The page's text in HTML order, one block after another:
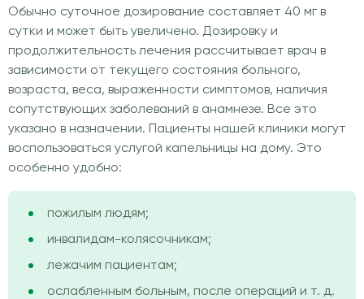
Обычно суточное дозирование составляет 40 мг в
сутки и может быть увеличено. Дозировку и
продолжительность лечения рассчитывает врач в
зависимости от текущего состояния больного,
возраста, веса, выраженности симптомов, наличия
сопутствующих заболеваний в анамнезе. Все это
указано в назначении. Пациенты нашей клиники могут
воспользоваться услугой капельницы на дому. Это
особенно удобно:
пожилым людям;
инвалидам-колясочникам;
лежачим пациентам;
ослабленным больным, после операций и т. д.